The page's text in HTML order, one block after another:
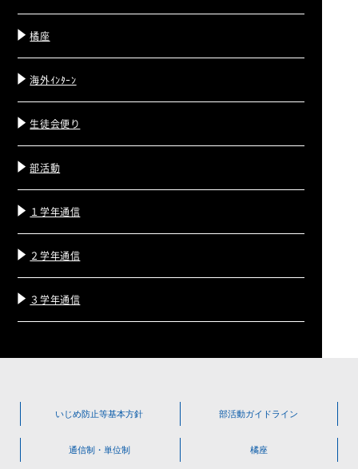
橘座
海外ｲﾝﾀｰﾝ
生徒会便り
部活動
１学年通信
２学年通信
３学年通信
いじめ防止等基本方針 部活動ガイドライン
通信制・単位制 橘座